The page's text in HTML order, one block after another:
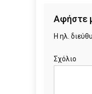
Αφήστε
Η ηλ.
Σχόλιο